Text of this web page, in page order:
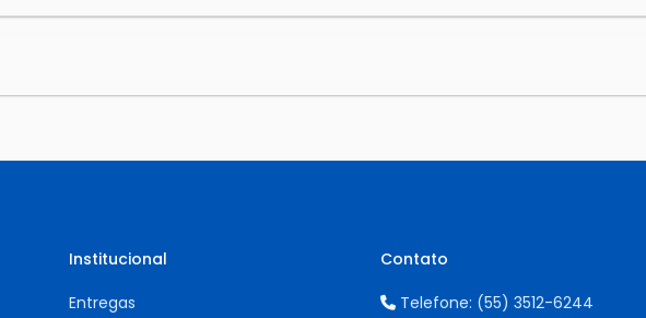
Institucional
Entregas
Contato
Telefone: (55) 3512-6244